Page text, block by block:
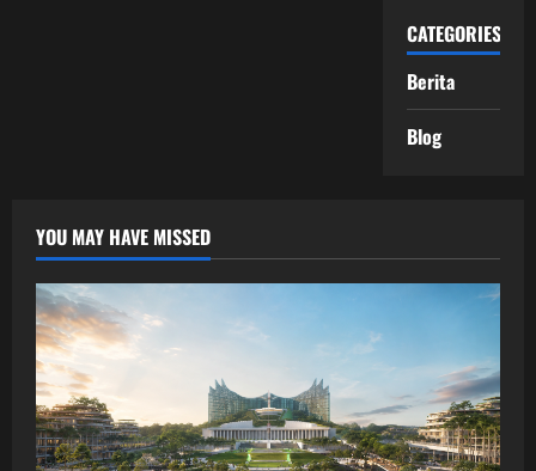
CATEGORIES
Berita
Blog
YOU MAY HAVE MISSED